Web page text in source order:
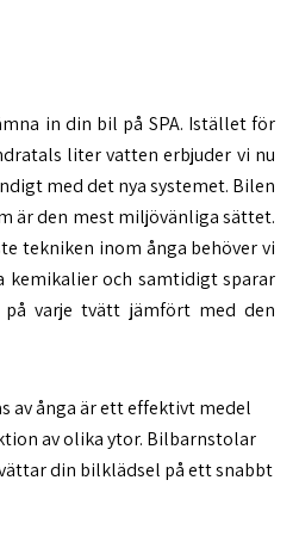
in din bil på SPA. Istället för
liter vatten erbjuder vi nu
med det nya systemet. Bilen
är den mest miljövänliga sättet.
tekniken inom ånga behöver vi
kemikalier och samtidigt sparar
på varje tvätt jämfört med den
av ånga är ett effektivt medel
av olika ytor. Bilbarnstolar
din bilklädsel på ett snabbt